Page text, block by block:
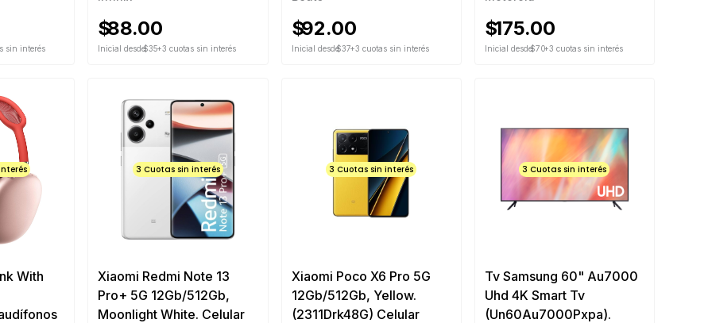
sin interés
$88.00
Inicial desde$35+3 cuotas sin interés
$92.00
Inicial desde$37+3 cuotas sin interés
$175.00
Inicial desde$70+3 cuotas sin interés
With
3 Cuotas sin interés
Xiaomi Redmi Note 13
Pro+ 5G 12Gb/512Gb,
Moonlight White. Celular
3 Cuotas sin interés
Xiaomi Poco X6 Pro 5G
12Gb/512Gb, Yellow.
(2311Drk48G) Celular
3 Cuotas sin interés
Tv Samsung 60" Au7000
Uhd 4K Smart Tv
(Un60Au7000Pxpa).